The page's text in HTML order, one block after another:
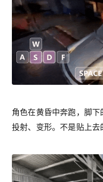
角色在黄昏中奔跑，脚下
投射、变形。不是贴上去